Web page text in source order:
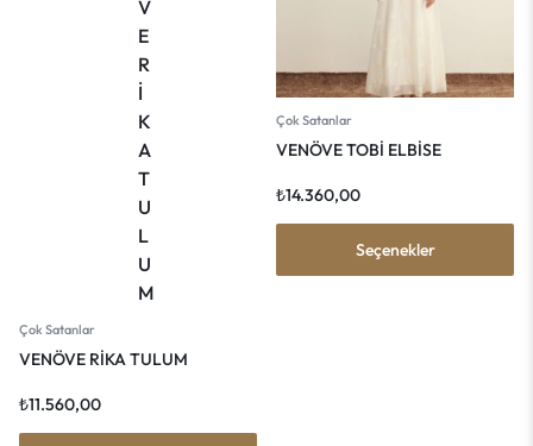
Çok Satanlar
VENÖVE RİKA TULUM
₺11.560,00
Çok Satanlar
VENÖVE TOBİ ELBİSE
₺14.360,00
Seçenekler